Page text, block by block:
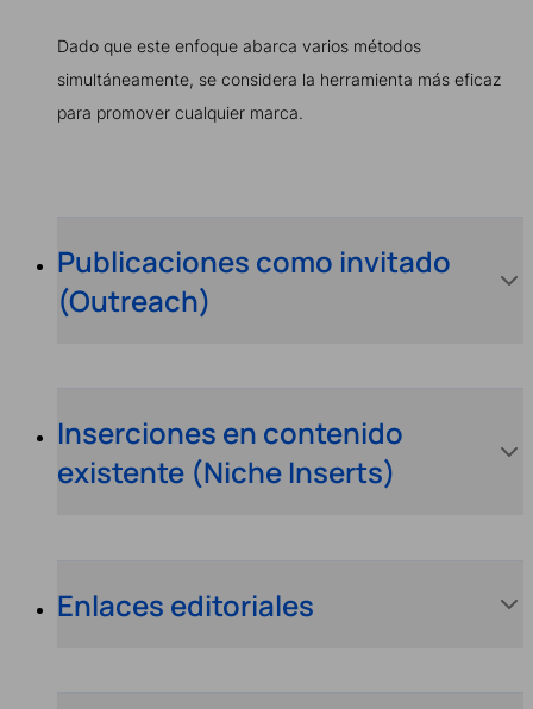
Dado que este enfoque abarca varios métodos
simultáneamente, se considera la herramienta más eficaz
para promover cualquier marca.
Publicaciones como invitado
(Outreach)
Inserciones en contenido
existente (Niche Inserts)
Enlaces editoriales